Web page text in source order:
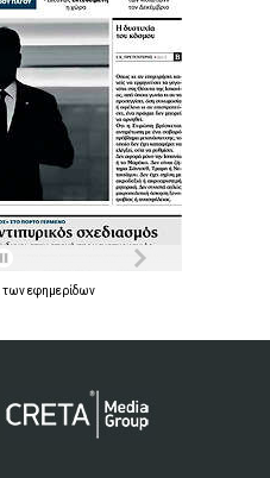
τωνεφημερίδων